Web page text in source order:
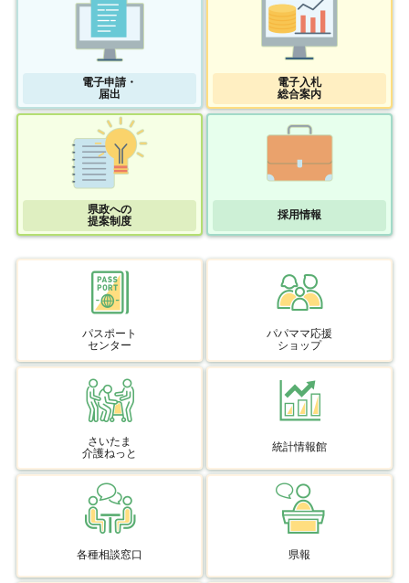
電子申請・
届出
電子入札
総合案内
県政への
提案制度
採用情報
パスポート
センター
パパママ応援
ショップ
さいたま
介護ねっと
統計情報館
各種相談窓口 県報